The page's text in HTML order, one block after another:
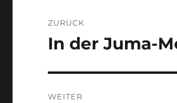
Navigation
ZURÜCK
Vorheriger
In der Juma-
WEITER